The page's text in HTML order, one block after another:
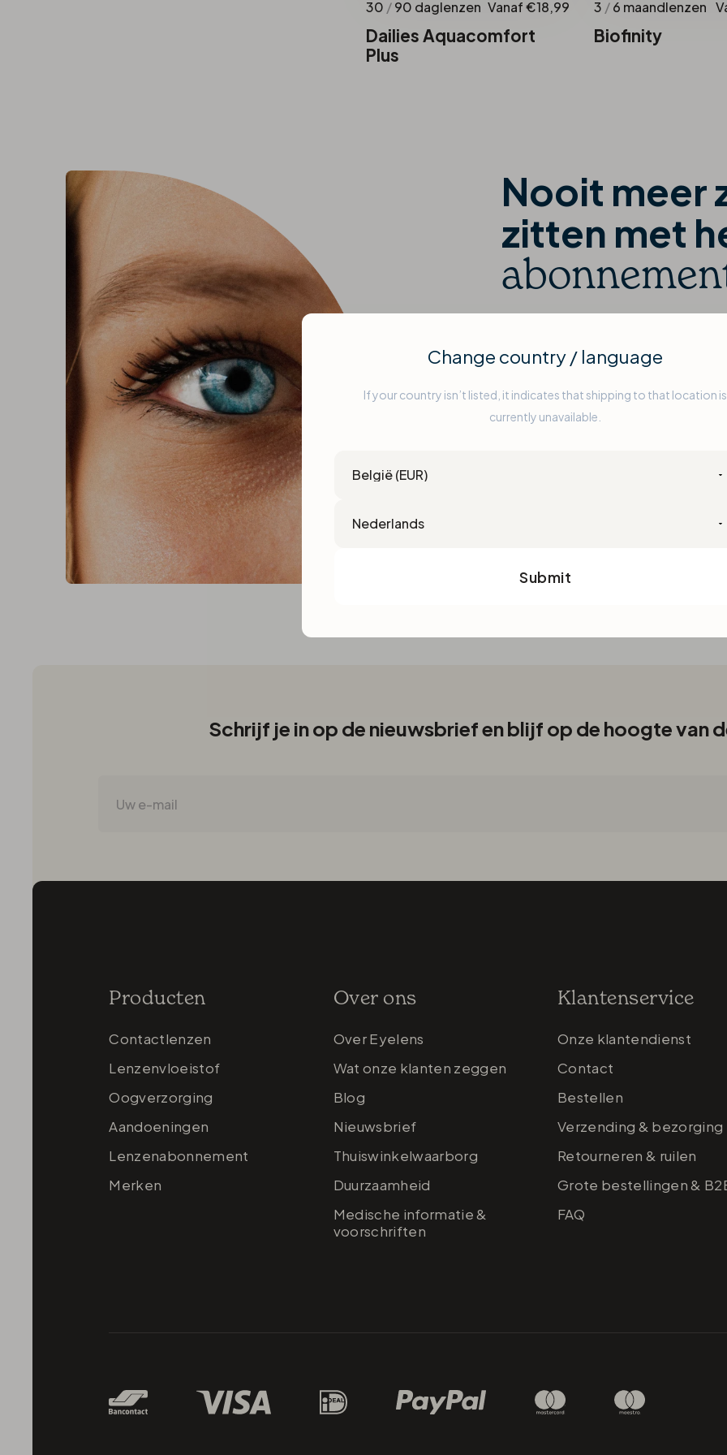
30 /90 daglenzen Vanaf €18,99
Dailies Aquacomfort
Plus
3 /6 maandlenzen
Biofinity
Nooit meer
zitten met
manier heb je je nieuwe lenzen
Sinds kort ook mogelijk: neem
Schrijf je in op de nieuwsbrief en blijf op de hoogte van
Producten
Contactlenzen
Lenzenvloeistof
Oogverzorging
Aandoeningen
Lenzenabonnement
Merken
Over ons
Over Eyelens
Wat onze klanten zeggen
Blog
Nieuwsbrief
Thuiswinkelwaarborg
Duurzaamheid
Medische informatie &
voorschriften
Klantenservice
Onze klantendienst
Contact
Bestellen
Verzending & bezorging
Retourneren & ruilen
Grote bestellingen &
FAQ
Change country / language
If your country isn’t listed, it indicates that shipping to that location is
currently unavailable.
Submit